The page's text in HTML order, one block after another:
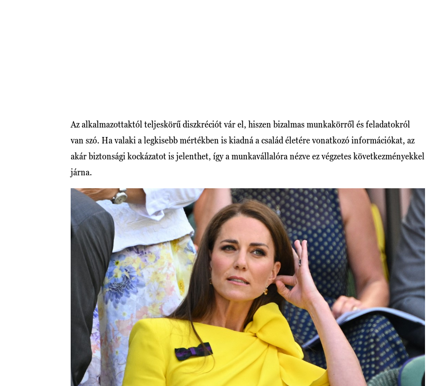
Az alkalmazottaktól teljeskörű diszkréciót vár el, hiszen bizalmas munkakörről és feladatokról
van szó. Ha valaki a legkisebb mértékben is kiadná a család életére vonatkozó információkat, az
akár biztonsági kockázatot is jelenthet, így a munkavállalóra nézve ez végzetes következményekkel
járna.